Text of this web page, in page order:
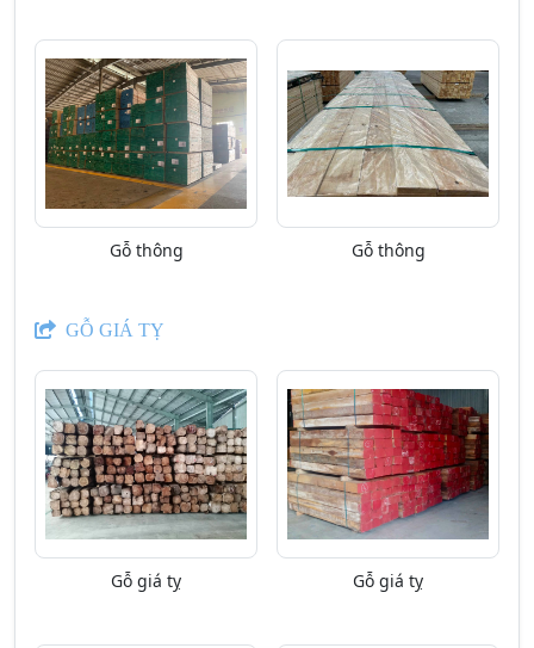
Gỗ thông Gỗ thông
GỖ GIÁ TỴ
Gỗ giá tỵ Gỗ giá tỵ